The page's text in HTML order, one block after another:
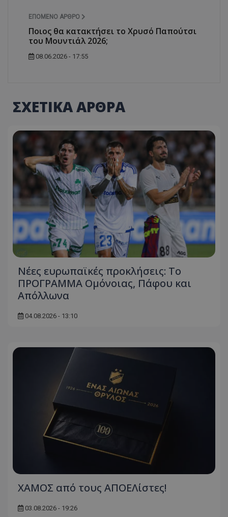
ΕΠΌΜΕΝΟ ΆΡΘΡΟ
Ποιος θα κατακτήσει το Χρυσό Παπούτσι
του Μουντιάλ 2026;
08.06.2026 - 17:55
ΣΧΕΤΙΚΑ ΑΡΘΡΑ
Νέες ευρωπαϊκές προκλήσεις: Το
ΠΡΟΓΡΑΜΜΑ Ομόνοιας, Πάφου και
Απόλλωνα
04.08.2026 - 13:10
ΧΑΜΟΣ από τους ΑΠΟΕΛίστες!
03.08.2026 - 19:26